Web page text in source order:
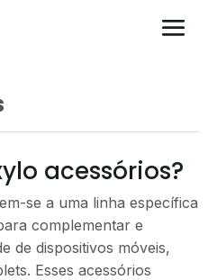
acessórios?
se a uma linha específica
complementar e
de dispositivos móveis,
Esses acessórios